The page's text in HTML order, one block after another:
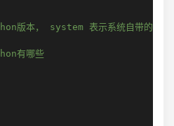
版本， system 表示系统自带的
有哪些